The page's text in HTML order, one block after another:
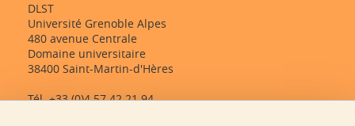
DLST
Université Grenoble Alpes
480 avenue Centrale
Domaine universitaire
38400 Saint-Martin-d'Hères
Tél. +33 (0)4 57 42 21 94